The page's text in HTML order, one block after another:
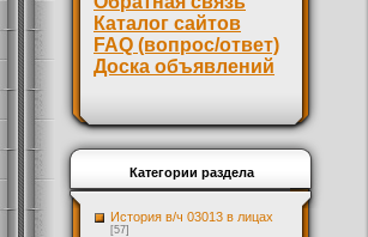
Каталог сайтов
FAQ (вопрос/ответ)
Доска объявлений
Категории раздела
История в/ч 03013 в лицах
[57]